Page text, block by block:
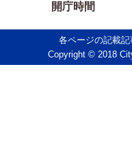
開庁時間
各ページの記載
Copyright © 2018